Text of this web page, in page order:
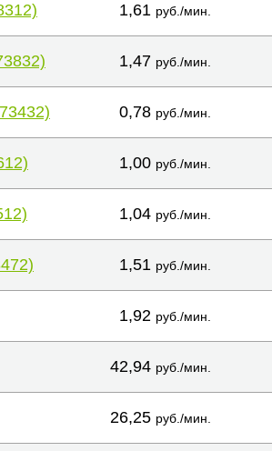
1,61 руб./мин.
1,47 руб./мин.
0,78 руб./мин.
1,00 руб./мин.
1,04 руб./мин.
1,51 руб./мин.
1,92 руб./мин.
42,94 руб./мин.
26,25 руб./мин.